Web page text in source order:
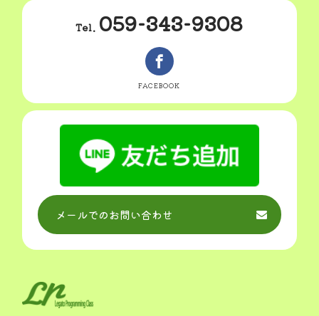
Tel. 059-343-9308
FACEBOOK
メールでのお問い合わせ